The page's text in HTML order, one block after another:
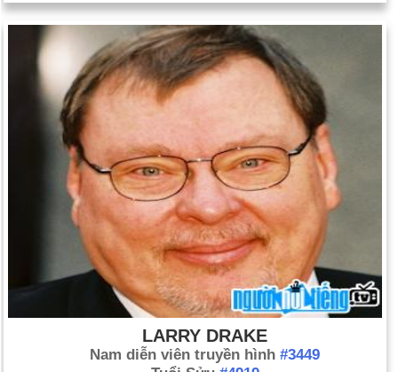
LARRY DRAKE
Nam diễn viên truyền hình #3449